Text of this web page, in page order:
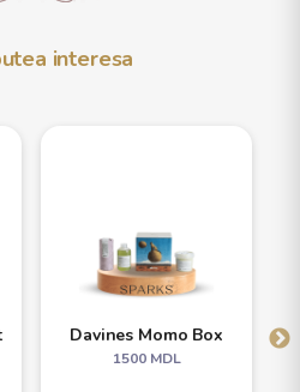
interesa
Davines Momo Box
1500MDL